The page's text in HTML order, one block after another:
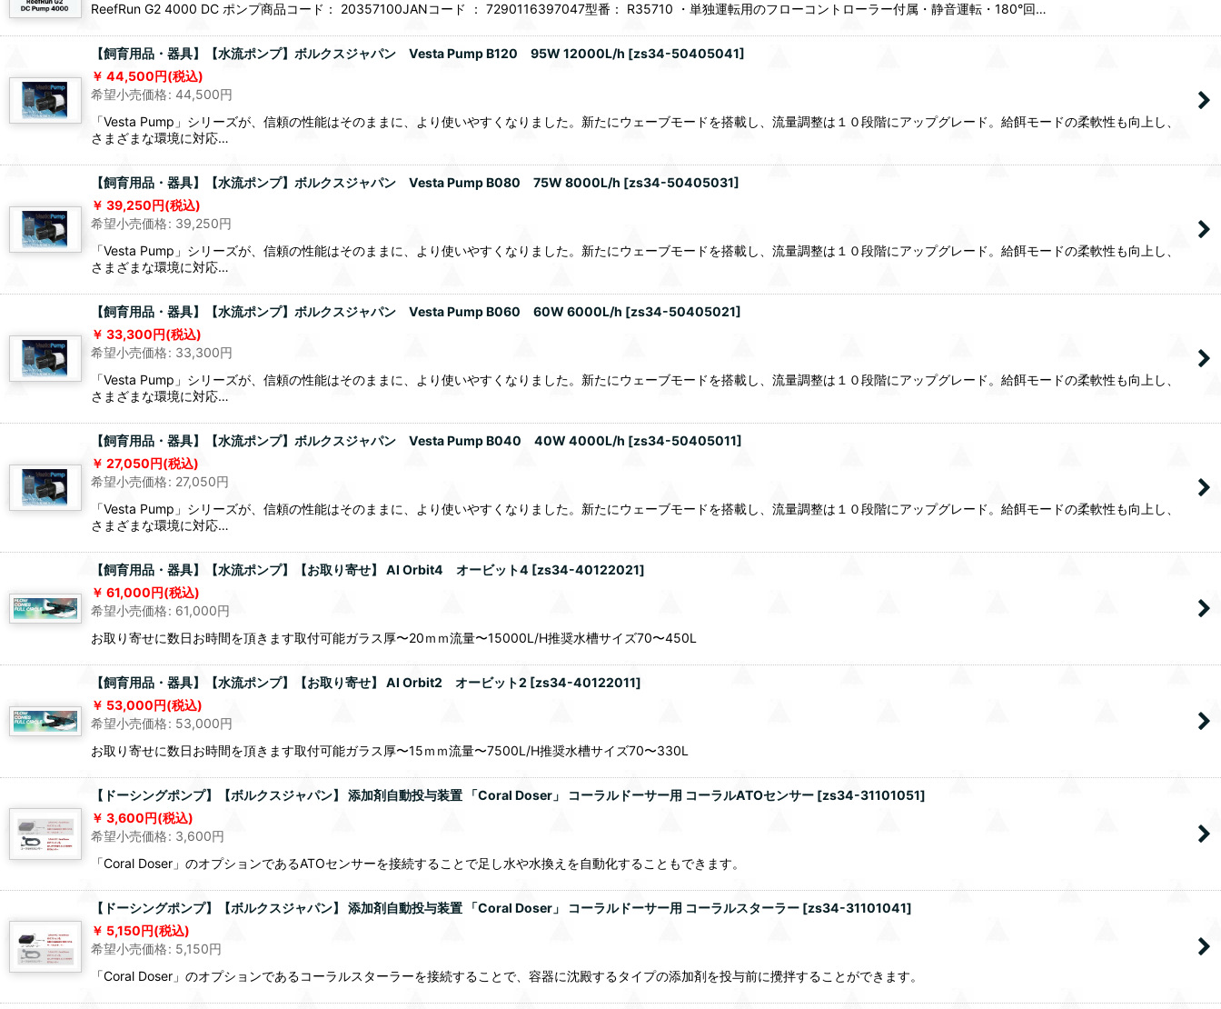
ReefRun G2 4000 DC ポンプ商品コード： 20357100JANコード ： 7290116397047型番： R35710 ・単独運転用のフローコントローラー付属・静音運転・180°回…
【飼育用品・器具】【水流ポンプ】ボルクスジャパン Vesta Pump B120 95W 12000L/h [zs34-50405041]
44,500円(税込)
希望小売価格: 44,500円
「Vesta Pump」シリーズが、信頼の性能はそのままに、より使いやすくなりました。新たにウェーブモードを搭載し、流量調整は１０段階にアップグレード。給餌モードの柔軟性も向上し、
さまざまな環境に対応…
【飼育用品・器具】【水流ポンプ】ボルクスジャパン Vesta Pump B080 75W 8000L/h [zs34-50405031]
39,250円(税込)
希望小売価格: 39,250円
「Vesta Pump」シリーズが、信頼の性能はそのままに、より使いやすくなりました。新たにウェーブモードを搭載し、流量調整は１０段階にアップグレード。給餌モードの柔軟性も向上し、
さまざまな環境に対応…
【飼育用品・器具】【水流ポンプ】ボルクスジャパン Vesta Pump B060 60W 6000L/h [zs34-50405021]
33,300円(税込)
希望小売価格: 33,300円
「Vesta Pump」シリーズが、信頼の性能はそのままに、より使いやすくなりました。新たにウェーブモードを搭載し、流量調整は１０段階にアップグレード。給餌モードの柔軟性も向上し、
さまざまな環境に対応…
【飼育用品・器具】【水流ポンプ】ボルクスジャパン Vesta Pump B040 40W 4000L/h [zs34-50405011]
27,050円(税込)
希望小売価格: 27,050円
「Vesta Pump」シリーズが、信頼の性能はそのままに、より使いやすくなりました。新たにウェーブモードを搭載し、流量調整は１０段階にアップグレード。給餌モードの柔軟性も向上し、
さまざまな環境に対応…
【飼育用品・器具】【水流ポンプ】【お取り寄せ】 AI Orbit4 オービット4 [zs34-40122021]
61,000円(税込)
希望小売価格: 61,000円
お取り寄せに数日お時間を頂きます取付可能ガラス厚〜20ｍｍ流量〜15000L/H推奨水槽サイズ70〜450L
【飼育用品・器具】【水流ポンプ】【お取り寄せ】 AI Orbit2 オービット2 [zs34-40122011]
53,000円(税込)
希望小売価格: 53,000円
お取り寄せに数日お時間を頂きます取付可能ガラス厚〜15ｍｍ流量〜7500L/H推奨水槽サイズ70〜330L
【ドーシングポンプ】【ボルクスジャパン】 添加剤自動投与装置 「Coral Doser」 コーラルドーサー用 コーラルATOセンサー [zs34-31101051]
3,600円(税込)
希望小売価格: 3,600円
「Coral Doser」のオプションであるATOセンサーを接続することで足し水や水換えを自動化することもできます。
【ドーシングポンプ】【ボルクスジャパン】 添加剤自動投与装置 「Coral Doser」 コーラルドーサー用 コーラルスターラー [zs34-31101041]
5,150円(税込)
希望小売価格: 5,150円
「Coral Doser」のオプションであるコーラルスターラーを接続することで、容器に沈殿するタイプの添加剤を投与前に攪拌することができます。